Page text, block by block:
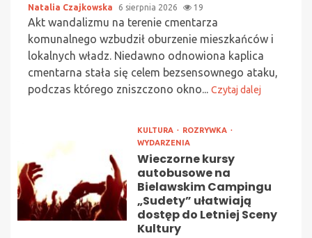
Natalia Czajkowska 6 sierpnia 2026 19
Akt wandalizmu na terenie cmentarza
komunalnego wzbudził oburzenie mieszkańców i
lokalnych władz. Niedawno odnowiona kaplica
cmentarna stała się celem bezsensownego ataku,
podczas którego zniszczono okno... Czytaj dalej
KULTURA
ROZRYWKA
WYDARZENIA
Wieczorne kursy
autobusowe na
Bielawskim Campingu
„Sudety” ułatwiają
dostęp do Letniej Sceny
Kultury